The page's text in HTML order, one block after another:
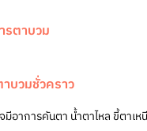
รตาบวม
บวมชั่วคราว
มีอาการคันตา น้ำตาไหล ขี้ตาเ